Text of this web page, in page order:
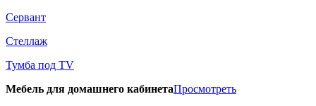
Сервант
Стеллаж
Тумба под TV
Мебель для домашнего кабинетаПросмотреть